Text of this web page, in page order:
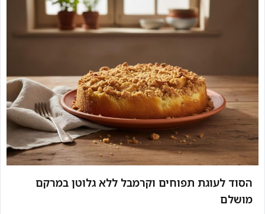
הסוד לעוגת תפוחים וקרמבל ללא גלוטן במרקם
מושלם